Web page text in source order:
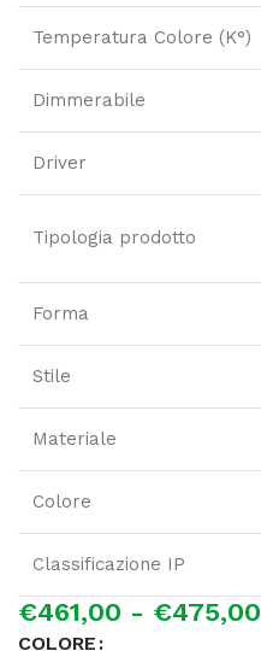
Temperatura Colore (K°)
Dimmerabile
Driver
Tipologia prodotto
Forma
Stile
Materiale
Colore
Classificazione IP
€461,00 - €475,00
COLORE